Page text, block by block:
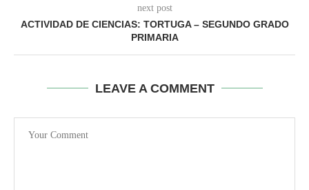
next post
ACTIVIDAD DE CIENCIAS: TORTUGA – SEGUNDO GRADO
PRIMARIA
LEAVE A COMMENT